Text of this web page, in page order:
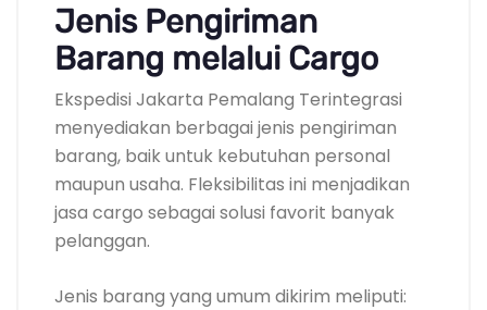
Jenis Pengiriman
Barang melalui Cargo
Ekspedisi Jakarta Pemalang Terintegrasi
menyediakan berbagai jenis pengiriman
barang, baik untuk kebutuhan personal
maupun usaha. Fleksibilitas ini menjadikan
jasa cargo sebagai solusi favorit banyak
pelanggan.
Jenis barang yang umum dikirim meliputi: